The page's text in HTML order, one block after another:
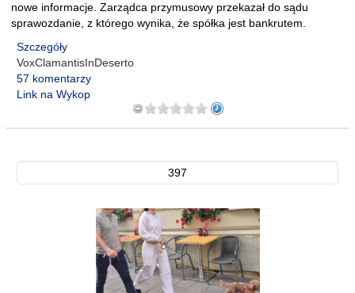
nowe informacje. Zarządca przymusowy przekazał do sądu
sprawozdanie, z którego wynika, że spółka jest bankrutem.
Szczegóły
VoxClamantisInDeserto
57 komentarzy
Link na Wykop
397